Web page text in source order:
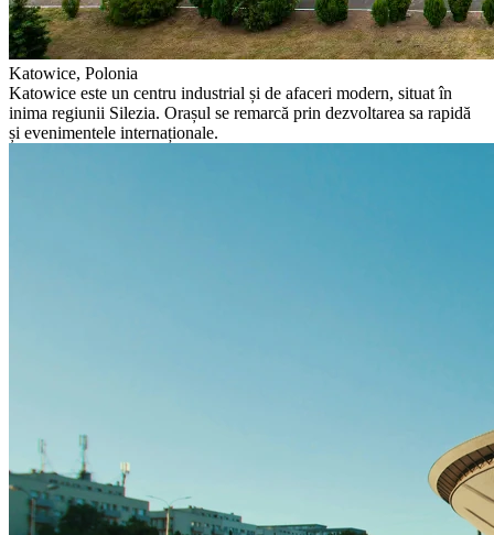
Katowice, Polonia
Katowice este un centru industrial și de afaceri modern, situat în
inima regiunii Silezia. Orașul se remarcă prin dezvoltarea sa rapidă
și evenimentele internaționale.